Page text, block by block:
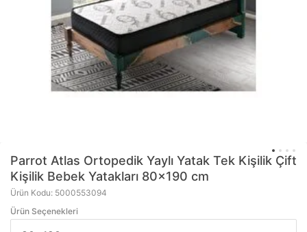
Parrot Atlas Ortopedik Yaylı Yatak Tek Kişilik Çift
Kişilik Bebek Yatakları 80x190 cm
Ürün Kodu: 5000553094
Ürün Seçenekleri